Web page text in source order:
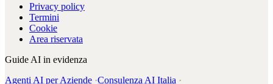
Privacy policy
Termini
Cookie
Area riservata
Guide AI in evidenza
Agenti AI per Aziende ·Consulenza AI Italia ·